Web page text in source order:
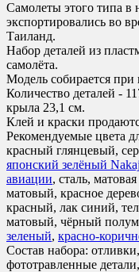
Самолеты этого типа в
экспортировались во
Таиланд.
Набор деталей из
самолёта.
Модель собирается
Количество деталей -
крыла 23,1 см.
Клей и краски
Рекомендуемые цвета
красный глянцевый,
японский зелёный
авиации, сталь,
матовый, красное
красный, лак синий,
матовый, чёрный
зеленый, красно-
Состав набора:
фототравленные